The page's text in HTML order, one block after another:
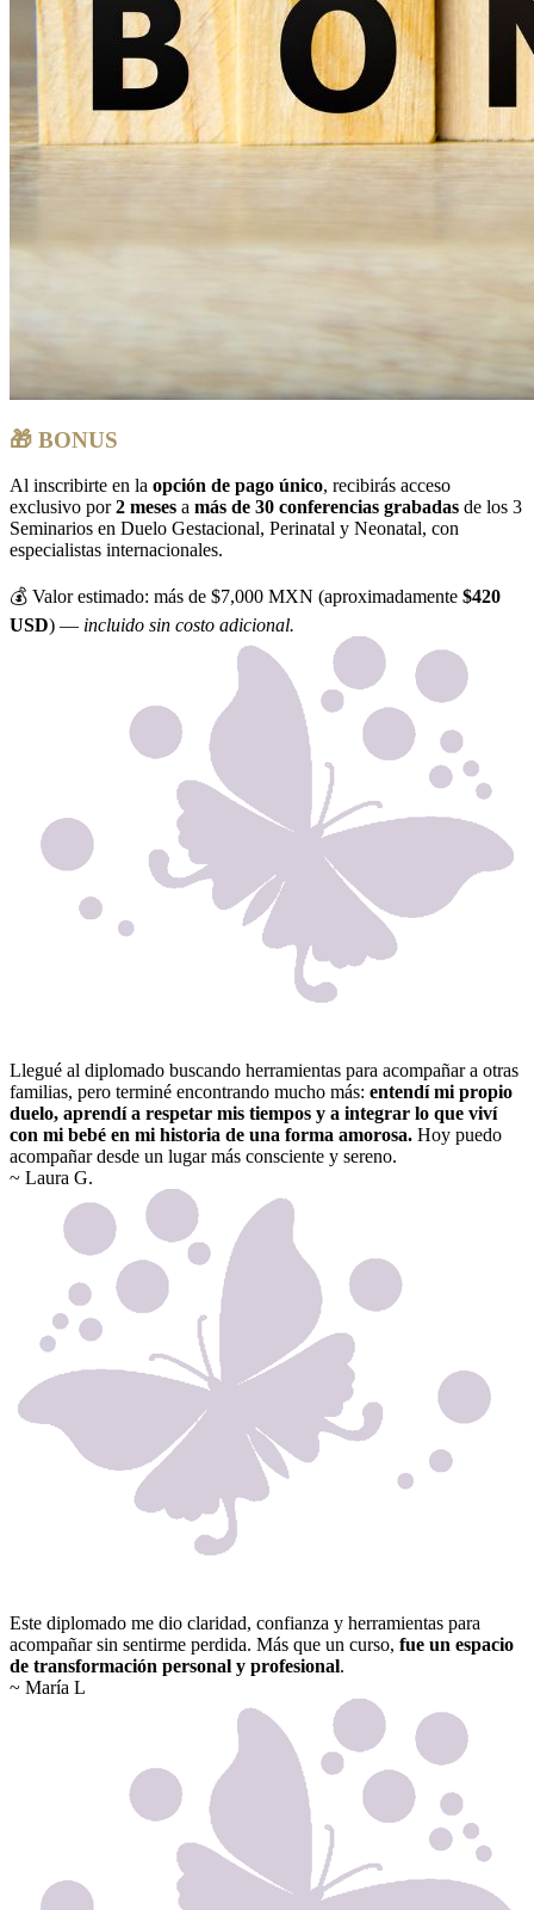
🎁 BONUS
Al inscribirte en la opción de pago único, recibirás acceso
exclusivo por2 meses a más de 30 conferencias grabadas de los 3
Seminarios en Duelo Gestacional, Perinatal y Neonatal, con
especialistas internacionales.
💰 Valor estimado: más de $7,000 MXN (aproximadamente $420
USD) — incluido sin costo adicional.
Llegué al diplomado buscando herramientas para acompañar a otras
familias, pero terminé encontrando mucho más: entendí mi propio
duelo, aprendí a respetar mis tiempos y a integrar lo que viví
con mi bebé en mi historia de una forma amorosa. Hoy puedo
acompañar desde un lugar más consciente y sereno.
~ Laura G.
Este diplomado me dio claridad, confianza y herramientas para
acompañar sin sentirme perdida. Más que un curso, fue un espacio
de transformación personal y profesional.
~ María L